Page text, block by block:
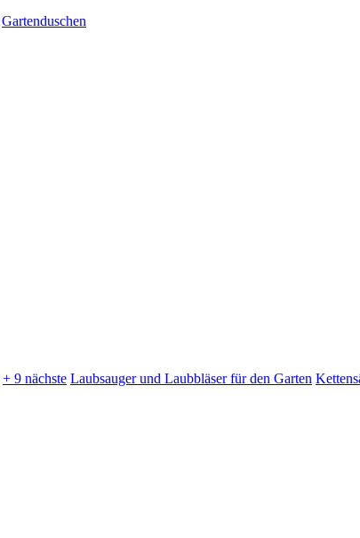
Gartenduschen
+ 9 nächste Laubsauger und Laubbläser für den Garten